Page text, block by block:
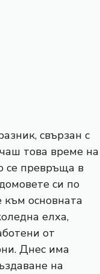
свързан с
това време на
се превръща в
си по
основната
елха,
от
Днес има
на